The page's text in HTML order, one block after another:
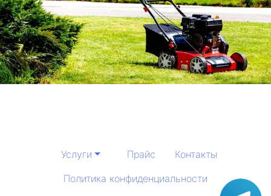
Услуги Прайс
Контакты
Политика конфиденциальности